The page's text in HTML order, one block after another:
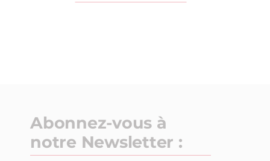
Abonnez-vous à
notre Newsletter :